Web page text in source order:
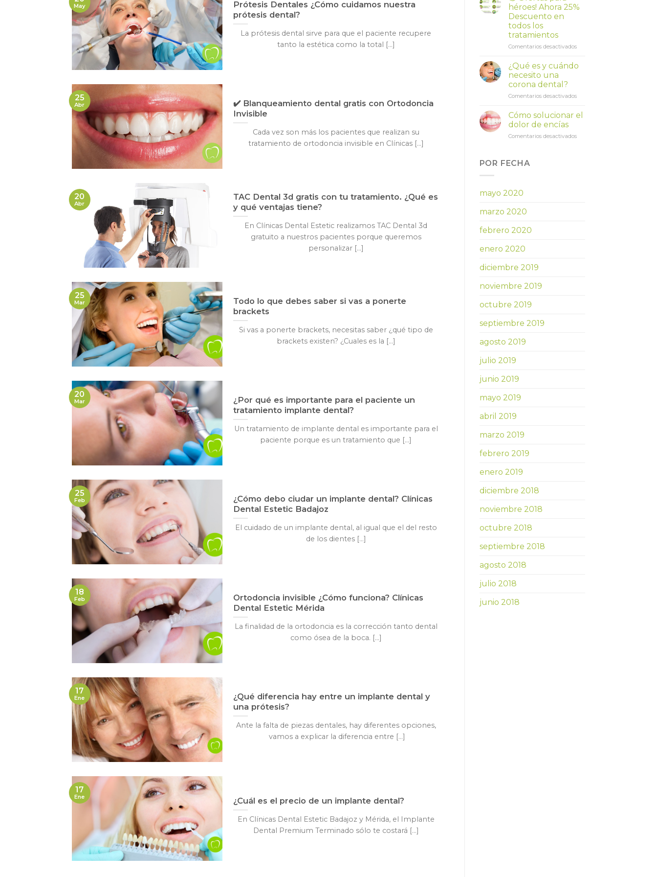
Prótesis Dentales ¿Cómo cuidamos nuestra
prótesis dental?
La prótesis dental sirve para que el paciente recupere
tanto la estética como la total [...]
May
✔️ Blanqueamiento dental gratis con Ortodoncia
Invisible
Cada vez son más los pacientes que realizan su
tratamiento de ortodoncia invisible en Clínicas [...]
25
Abr
TAC Dental 3d gratis con tu tratamiento. ¿Qué es
y qué ventajas tiene?
En Clínicas Dental Estetic realizamos TAC Dental 3d
gratuito a nuestros pacientes porque queremos
personalizar [...]
20
Abr
Todo lo que debes saber si vas a ponerte
brackets
Si vas a ponerte brackets, necesitas saber ¿qué tipo de
brackets existen? ¿Cuales es la [...]
25
Mar
¿Por qué es importante para el paciente un
tratamiento implante dental?
Un tratamiento de implante dental es importante para el
paciente porque es un tratamiento que [...]
20
Mar
¿Cómo debo ciudar un implante dental? Clínicas
Dental Estetic Badajoz
El cuidado de un implante dental, al igual que el del resto
de los dientes [...]
25
Feb
Ortodoncia invisible ¿Cómo funciona? Clínicas
Dental Estetic Mérida
La finalidad de la ortodoncia es la corrección tanto dental
como ósea de la boca. [...]
18
Feb
¿Qué diferencia hay entre un implante dental y
una prótesis?
Ante la falta de piezas dentales, hay diferentes opciones,
vamos a explicar la diferencia entre [...]
17
Ene
¿Cuál es el precio de un implante dental?
En Clínicas Dental Estetic Badajoz y Mérida, el Implante
Dental Premium Terminado sólo te costará [...]
17
Ene
héroes! Ahora 25%
Descuento en
todos los
tratamientos
Comentarios desactivadosen
Ofertas
25%
en
tratamientos
¿Qué es y cuándo
necesito una
corona dental?
Comentarios desactivadosen
es
necesito
Cómo solucionar el
dolor de encías
Comentarios desactivadosen
POR FECHA
mayo 2020
marzo 2020
febrero 2020
enero 2020
diciembre 2019
noviembre 2019
octubre 2019
septiembre 2019
agosto 2019
julio 2019
junio 2019
mayo 2019
abril 2019
marzo 2019
febrero 2019
enero 2019
diciembre 2018
noviembre 2018
octubre 2018
septiembre 2018
agosto 2018
julio 2018
junio 2018